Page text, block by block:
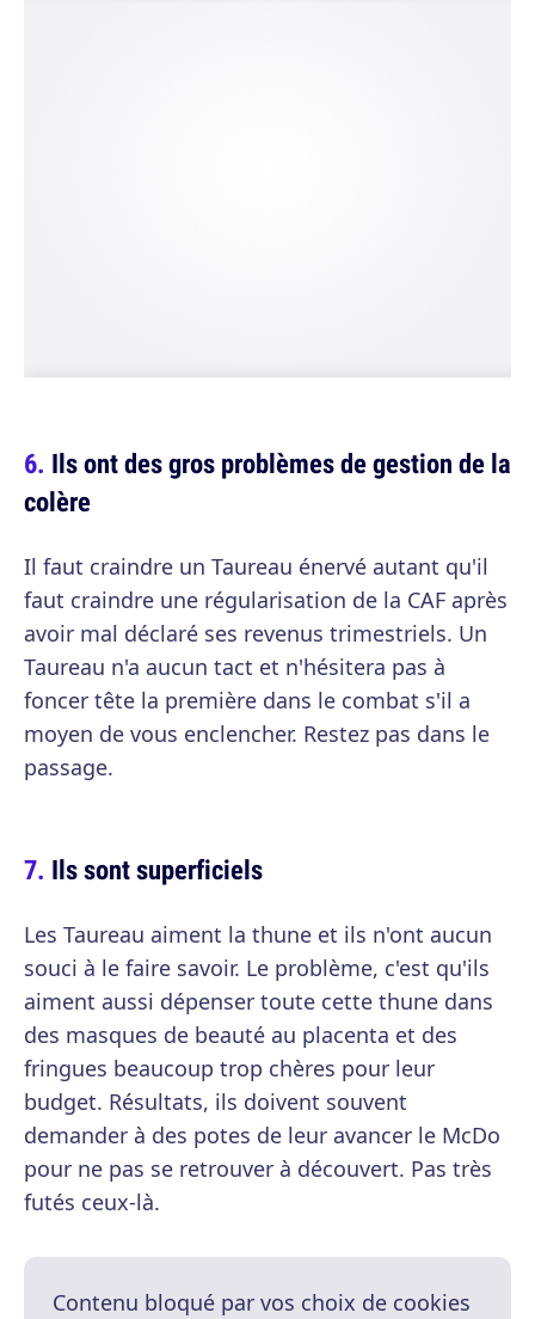
Ils ont des gros problèmes de gestion de la
colère
Il faut craindre un Taureau énervé autant qu'il
faut craindre une régularisation de la CAF après
avoir mal déclaré ses revenus trimestriels. Un
Taureau n'a aucun tact et n'hésitera pas à
foncer tête la première dans le combat s'il a
moyen de vous enclencher. Restez pas dans le
passage.
Ils sont superficiels
Les Taureau aiment la thune et ils n'ont aucun
souci à le faire savoir. Le problème, c'est qu'ils
aiment aussi dépenser toute cette thune dans
des masques de beauté au placenta et des
fringues beaucoup trop chères pour leur
budget. Résultats, ils doivent souvent
demander à des potes de leur avancer le McDo
pour ne pas se retrouver à découvert. Pas très
futés ceux-là.
Contenu bloqué par vos choix de cookies